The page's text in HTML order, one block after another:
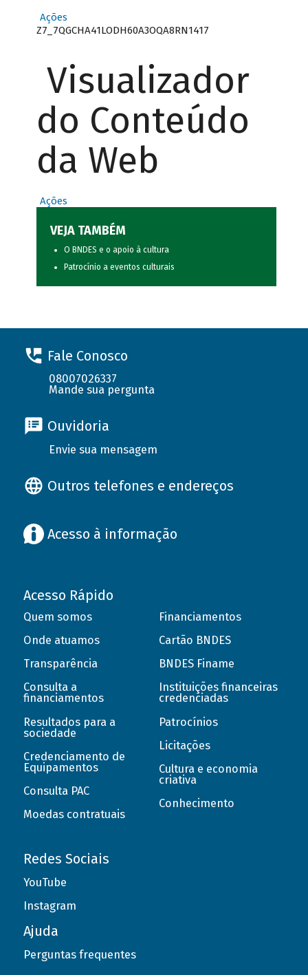
Ações
Z7_7QGCHA41LODH60A3OQA8RN1417
Visualizador
do Conteúdo
da Web
Ações
VEJA TAMBÉM
O BNDES e o apoio à cultura
Patrocínio a eventos culturais
Fale Conosco
08007026337
Mande sua pergunta
Ouvidoria
Envie sua mensagem
Outros telefones e endereços
Acesso à informação
Acesso Rápido
Quem somos
Onde atuamos
Transparência
Consulta a
financiamentos
Resultados para a
sociedade
Credenciamento de
Equipamentos
Consulta PAC
Moedas contratuais
Financiamentos
Cartão BNDES
BNDES Finame
Instituições financeiras
credenciadas
Patrocínios
Licitações
Cultura e economia
criativa
Conhecimento
Redes Sociais
YouTube
Instagram
Ajuda
Perguntas frequentes